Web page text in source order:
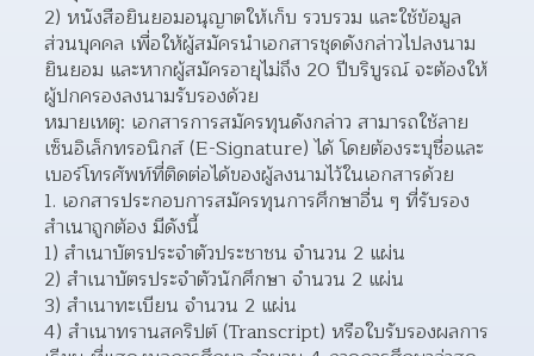
2) หนังสือยินยอมอนุญาตให้เก็บ รวบรวม และใช้ข้อมูล
ส่วนบุคคล เพื่อให้ผู้สมัครนำเอกสารชุดดังกล่าวไปลงนาม
ยินยอม และหากผู้สมัครอายุไม่ถึง 20 ปีบริบูรณ์ จะต้องให้
ผู้ปกครองลงนามรับรองด้วย
หมายเหตุ: เอกสารการสมัครทุนดังกล่าว สามารถใช้ลาย
เซ็นอิเล็กทรอนิกส์ (E-Signature) ได้ โดยต้องระบุชื่อและ
เบอร์โทรศัพท์ที่ติดต่อได้ของผู้ลงนามไว้ในเอกสารด้วย
เอกสารประกอบการสมัครทุนการศึกษาอื่น ๆ ที่รับรอง
สำเนาถูกต้อง มีดังนี้
1) สำเนาบัตรประจำตัวประชาชน จำนวน 2 แผ่น
2) สำเนาบัตรประจำตัวนักศึกษา จำนวน 2 แผ่น
3) สำเนาทะเบียน จำนวน 2 แผ่น
4) สำเนาทรานสคริปต์ (Transcript) หรือใบรับรองผลการ